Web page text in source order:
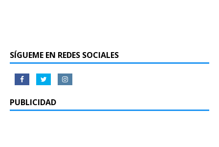
SÍGUEME EN REDES SOCIALES
PUBLICIDAD